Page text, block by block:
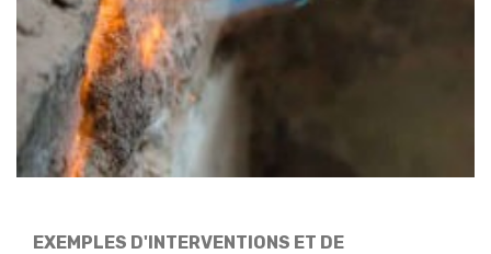
EXEMPLES D'INTERVENTIONS ET DE